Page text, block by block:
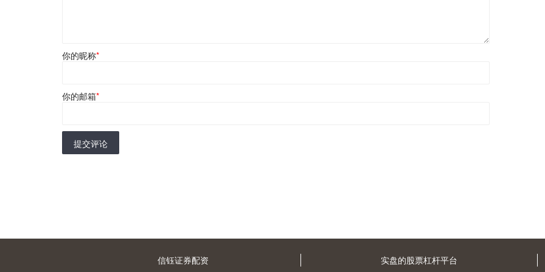
你的昵称*
你的邮箱*
提交评论
信钰证券配资 实盘的股票杠杆平台